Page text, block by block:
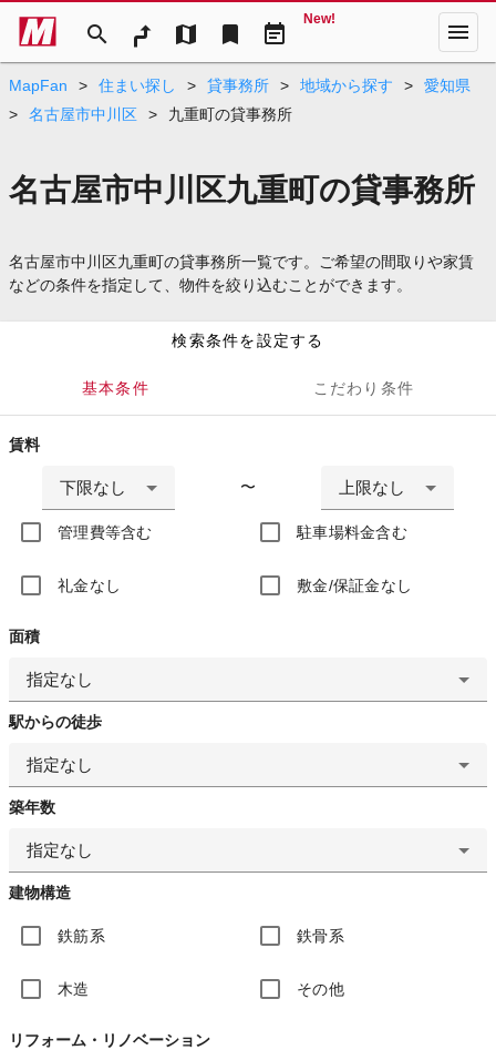
search map bookmark event_note
New! menu
MapFan > 住まい探し > 貸事務所 > 地域から探す >
愛知県
>
名古屋市中川区 > 九重町の貸事務所
名古屋市中川区九重町の貸事務所
名古屋市中川区九重町の貸事務所一覧です。ご希望の間取りや家賃
などの条件を指定して、物件を絞り込むことができます。
検索条件を設定する
基本条件 こだわり条件
賃料
下限なし 〜 上限なし
管理費等含む 駐車場料金含む
礼金なし 敷金/保証金なし
面積
指定なし
駅からの徒歩
指定なし
築年数
指定なし
建物構造
鉄筋系 鉄骨系
木造 その他
リフォーム・リノベーション